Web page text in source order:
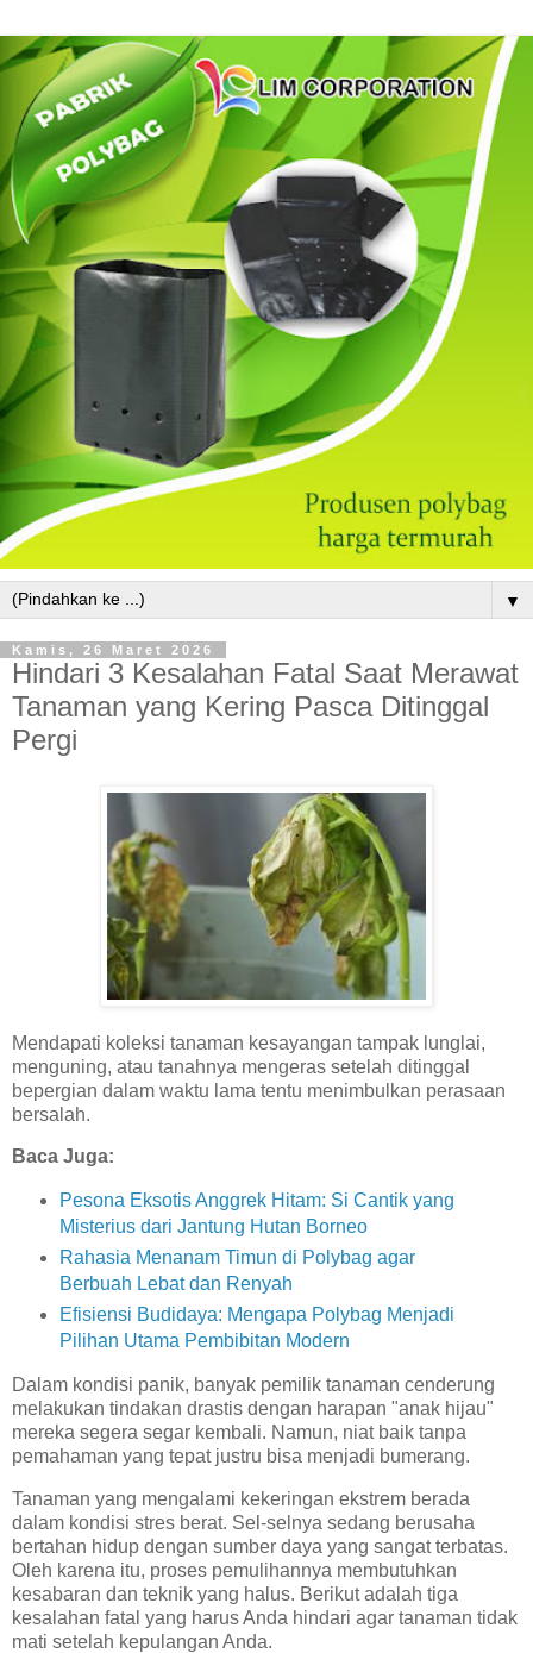
▼
Kamis, 26 Maret 2026
Hindari 3 Kesalahan Fatal Saat Merawat
Tanaman yang Kering Pasca Ditinggal
Pergi
Mendapati koleksi tanaman kesayangan tampak lunglai,
menguning, atau tanahnya mengeras setelah ditinggal
bepergian dalam waktu lama tentu menimbulkan perasaan
bersalah.
Baca Juga:
Pesona Eksotis Anggrek Hitam: Si Cantik yang
Misterius dari Jantung Hutan Borneo
Rahasia Menanam Timun di Polybag agar
Berbuah Lebat dan Renyah
Efisiensi Budidaya: Mengapa Polybag Menjadi
Pilihan Utama Pembibitan Modern
Dalam kondisi panik, banyak pemilik tanaman cenderung
melakukan tindakan drastis dengan harapan "anak hijau"
mereka segera segar kembali. Namun, niat baik tanpa
pemahaman yang tepat justru bisa menjadi bumerang.
Tanaman yang mengalami kekeringan ekstrem berada
dalam kondisi stres berat. Sel-selnya sedang berusaha
bertahan hidup dengan sumber daya yang sangat terbatas.
Oleh karena itu, proses pemulihannya membutuhkan
kesabaran dan teknik yang halus. Berikut adalah tiga
kesalahan fatal yang harus Anda hindari agar tanaman tidak
mati setelah kepulangan Anda.